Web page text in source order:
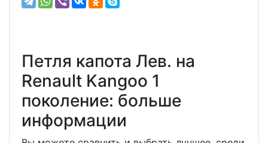
Петля капота Лев. на
Renault Kangoo 1
поколение: больше
информации